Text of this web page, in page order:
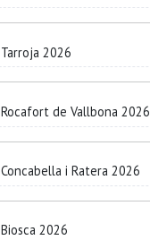
2026
de Vallbona 2026
i Ratera 2026
2026